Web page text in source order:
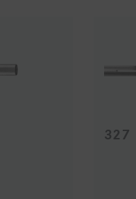
327